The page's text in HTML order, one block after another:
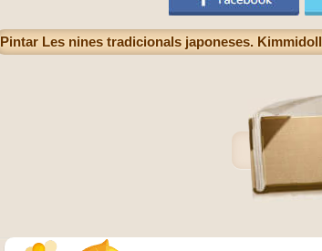
Pintar Les nines tradicionals japoneses. Kimmidoll